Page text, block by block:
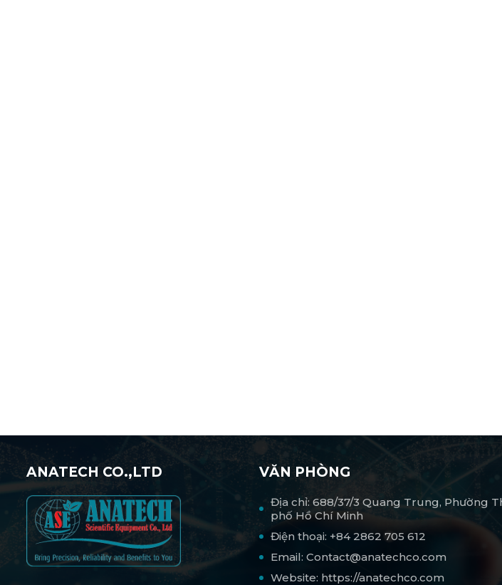
ANATECH CO.,LTD VĂN PHÒNG
Địa chỉ: 688/37/3 Quang Trung, Phường
phố Hồ Chí Minh
Điện thoại: +84 2862 705 612
Email: Contact@anatechco.com
Website: https://anatechco.com